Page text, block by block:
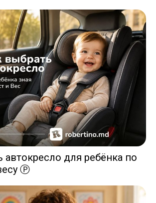
автокресло для ребёнка по
Ⓟ